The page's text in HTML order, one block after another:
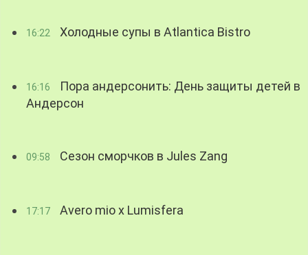
16:22 Холодные супы в Atlantica Bistro
16:16
Пора андерсонить: День защиты детей в
Андерсон
09:58 Сезон сморчков в Jules Zang
17:17 Avero mio x Lumisfera